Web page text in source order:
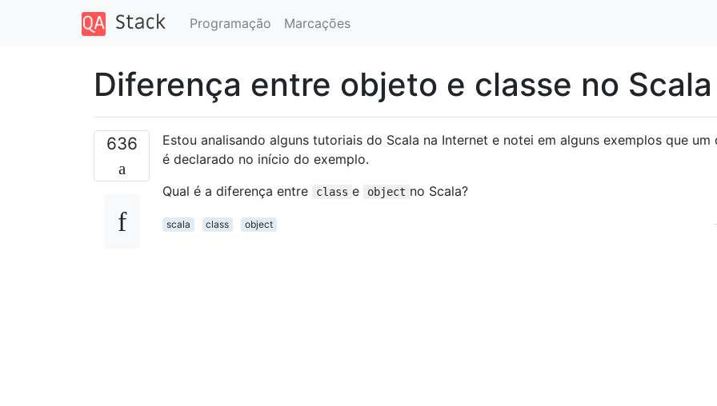
Programação Marcações
Diferença entre objeto e classe no Scala
636
Estou analisando alguns tutoriais do Scala na Internet e notei em alguns exemplos que um
é declarado no início do exemplo.
Qual é a diferença entre
class e object no Scala?
scala class object